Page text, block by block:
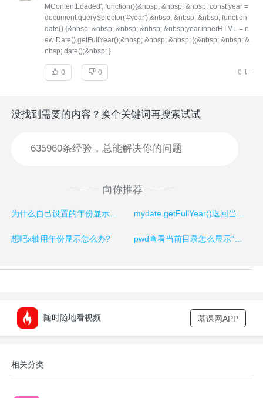
MContentLoaded', function(){&nbsp; &nbsp; &nbsp; const year =
document.querySelector('#year');&nbsp; &nbsp; &nbsp; function
date() {&nbsp; &nbsp; &nbsp; &nbsp; &nbsp;year.innerHTML = n
ew Date().getFullYear();&nbsp; &nbsp; &nbsp; };&nbsp; &nbsp; &
nbsp; date();&nbsp; }
0 0 0
没找到需要的内容？换个关键词再搜索试试
向你推荐
为什么自己设置的年份显示不出来 mydate.getFullYear()返回当前年份，mydate.setFullYear(18)为什么显示的是一堆数字，这个如何解决
想吧x轴用年份显示怎么办? pwd查看当前目录怎么显示“不是内部或外部命令，也不是可运行的程序”
随时随地看视频 慕课网APP
相关分类